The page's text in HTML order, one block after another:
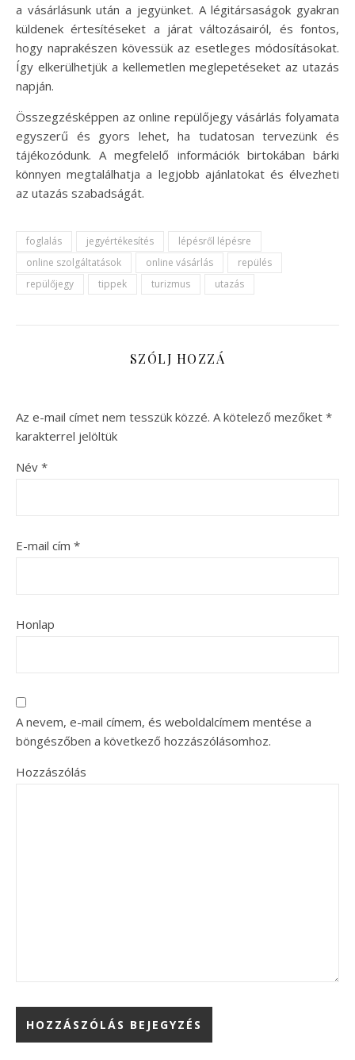
a vásárlásunk után a jegyünket. A légitársaságok gyakran
küldenek értesítéseket a járat változásairól, és fontos,
hogy naprakészen kövessük az esetleges módosításokat.
Így elkerülhetjük a kellemetlen meglepetéseket az utazás
napján.
Összegzésképpen az online repülőjegy vásárlás folyamata
egyszerű és gyors lehet, ha tudatosan tervezünk és
tájékozódunk. A megfelelő információk birtokában bárki
könnyen megtalálhatja a legjobb ajánlatokat és élvezheti
az utazás szabadságát.
foglalás jegyértékesítés
lépésről lépésre
online szolgáltatások
online vásárlás
repülés
repülőjegy
tippek turizmus utazás
SZÓLJ HOZZÁ
Az e-mail címet nem tesszük közzé. A kötelező mezőket *
karakterrel jelöltük
Név *
E-mail cím *
Honlap
A nevem, e-mail címem, és weboldalcímem mentése a
böngészőben a következő hozzászólásomhoz.
Hozzászólás